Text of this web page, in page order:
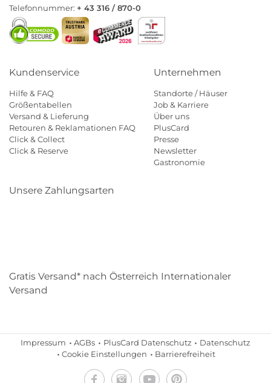
Telefonnummer: + 43 316 / 870-0
Kundenservice
Hilfe & FAQ
Größentabellen
Versand & Lieferung
Retouren & Reklamationen FAQ
Click & Collect
Click & Reserve
Unternehmen
Standorte / Häuser
Job & Karriere
Über uns
PlusCard
Presse
Newsletter
Gastronomie
Unsere Zahlungsarten
Gratis Versand* nach Österreich Internationaler
Versand
Impressum AGBs PlusCard Datenschutz
Datenschutz
Cookie Einstellungen
Barrierefreiheit